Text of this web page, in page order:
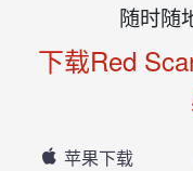
随时随
下载Red
苹果下载